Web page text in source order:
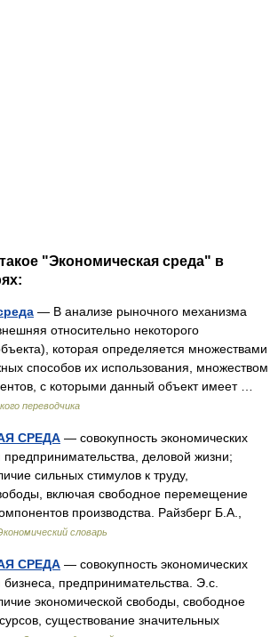
"Экономическая среда" в
— В анализе рыночного механизма
относительно некоторого
которая определяется множествами
способов их использования, множеством
с которыми данный объект имеет …
переводчика
СРЕДА — совокупность экономических
предпринимательства, деловой жизни;
сильных стимулов к труду,
включая свободное перемещение
производства. Райзберг Б.А.,
словарь
СРЕДА — совокупность экономических
бизнеса, предпринимательства. Э.с.
экономической свободы, свободное
существование значительных